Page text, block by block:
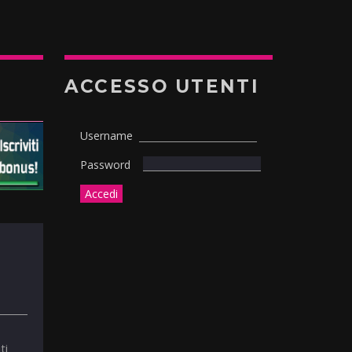
ACCESSO UTENTI
Username
Password